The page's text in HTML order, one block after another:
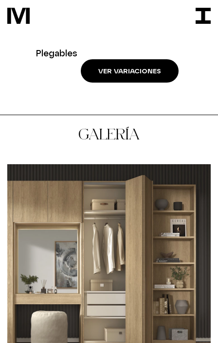
Plegables
VER VARIACIONES
GALERÍA